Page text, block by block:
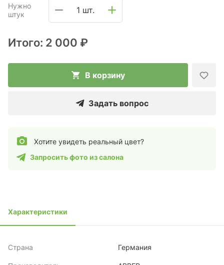
Нужно
штук
1 шт.
Итого: 2 000 ₽
В корзину
Задать вопрос
Хотите увидеть реальный цвет?
Запросить фото из салона
Характеристики
Страна Германия